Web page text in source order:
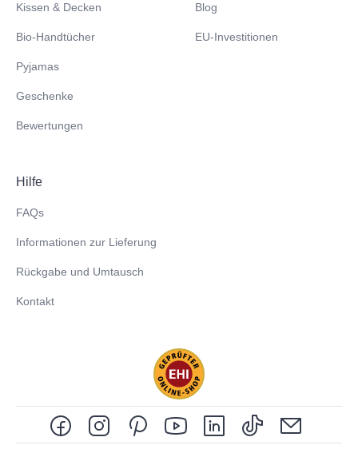
Kissen & Decken
Bio-Handtücher
Pyjamas
Geschenke
Bewertungen
Blog
EU-Investitionen
Hilfe
FAQs
Informationen zur Lieferung
Rückgabe und Umtausch
Kontakt